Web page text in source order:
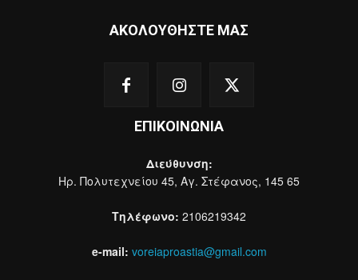
ΑΚΟΛΟΥΘΗΣΤΕ ΜΑΣ
ΕΠΙΚΟΙΝΩΝΙΑ
Διεύθυνση:
Ηρ. Πολυτεχνείου 45, Αγ. Στέφανος, 145 65
Τηλέφωνο: 2106219342
e-mail: voreiaproastia@gmail.com